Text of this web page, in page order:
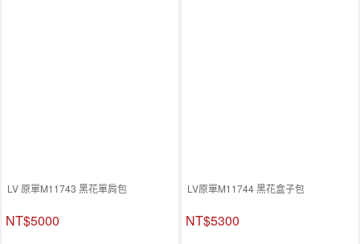
LV 原單M11743 黑花單肩包
NT$5000
LV原單M11744 黑花盒子包
NT$5300